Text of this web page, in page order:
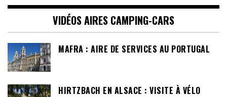
VIDÉOS AIRES CAMPING-CARS
MAFRA : AIRE DE SERVICES AU PORTUGAL
HIRTZBACH EN ALSACE : VISITE À VÉLO